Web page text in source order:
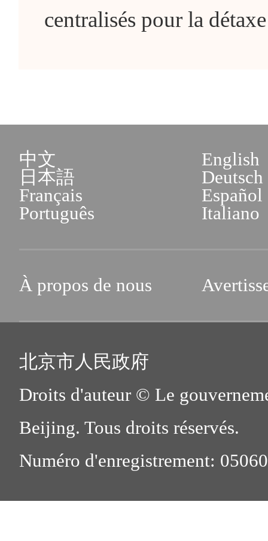
centralisés pour la
中文
English
日本語
Deutsch
Français
Español
Português
Italiano
À propos de nous
北京市人民政府
Droits d'auteur © Le
Beijing. Tous droits réservés.
Numéro d'enregistrement: